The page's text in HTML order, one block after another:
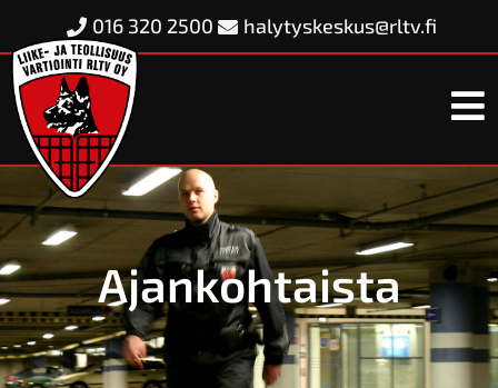
016 320 2500 halytyskeskus@rltv.fi
Ajankohtaista